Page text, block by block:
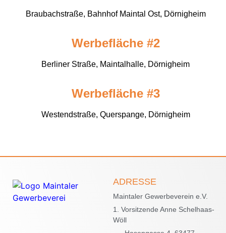
Braubachstraße, Bahnhof Maintal Ost, Dörnigheim
Werbefläche #2
Berliner Straße, Maintalhalle, Dörnigheim
Werbefläche #3
Westendstraße, Querspange, Dörnigheim
ADRESSE
Maintaler Gewerbeverein e.V.
1. Vorsitzende Anne Schelhaas-
Wöll